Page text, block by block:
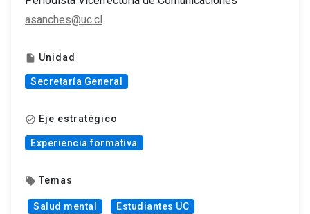
asanches@uc.cl
insert_drive_file Unidad
Secretaría General
check_circle_outline Eje estratégico
Experiencia formativa
local_offer Temas
Salud mental Estudiantes UC